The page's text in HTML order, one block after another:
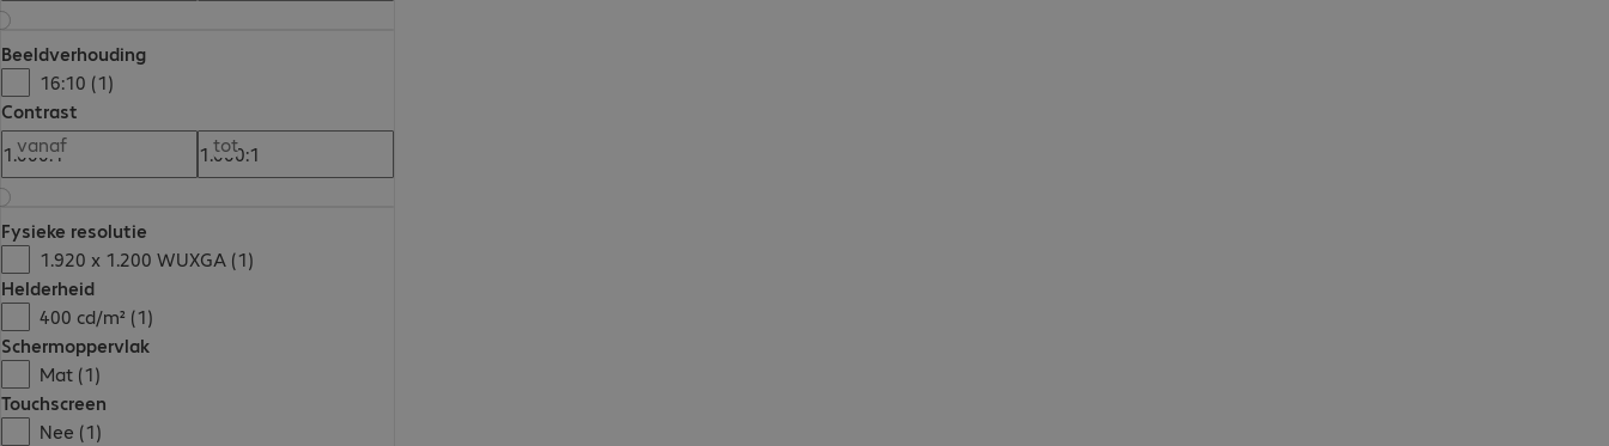
Beeldverhouding
16:10 (1)
Contrast
vanaf
tot
Fysieke resolutie
1.920 x 1.200 WUXGA (1)
Helderheid
400 cd/m² (1)
Schermoppervlak
Mat (1)
Touchscreen
Nee (1)